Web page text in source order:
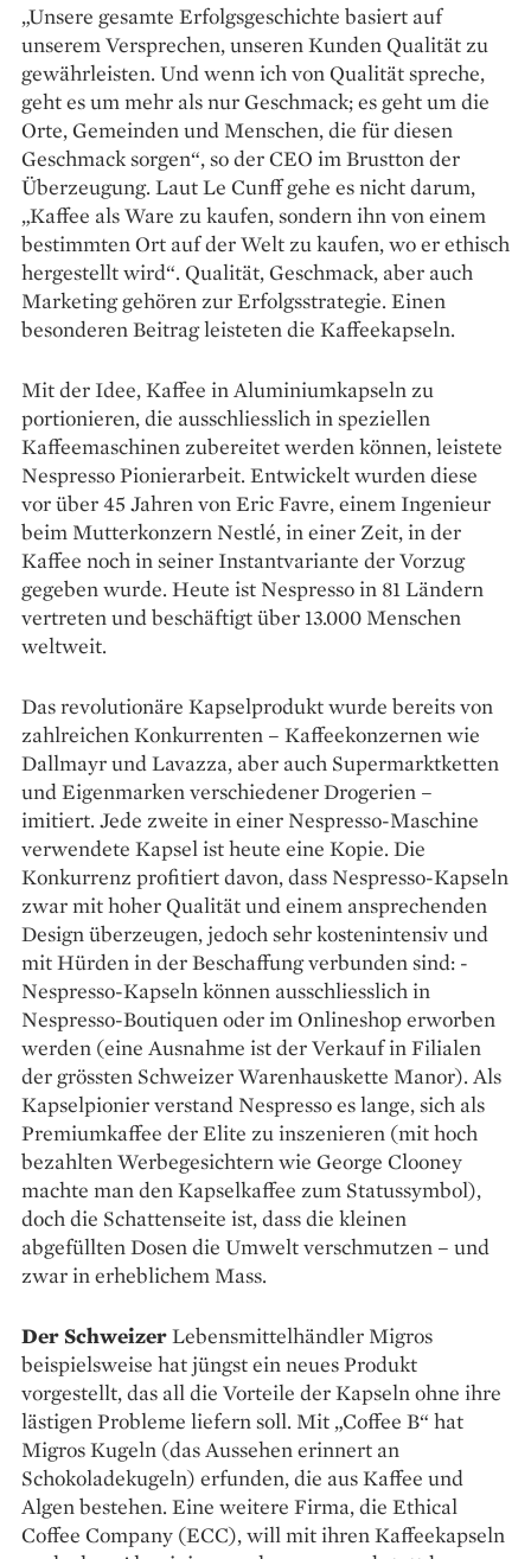
„Unsere gesamte Erfolgs­geschichte basiert auf
unserem Versprechen, unseren Kunden Qualität zu
gewährleisten. Und wenn ich von Qualität spreche,
geht es um mehr als nur Geschmack; es geht um die
Orte, Gemeinden und Menschen, die für diesen
Geschmack sorgen“, so der CEO im Brustton der
Überzeugung. Laut Le Cunff gehe es nicht darum,
„Kaffee als Ware zu kaufen, sondern ihn von einem
bestimmten Ort auf der Welt zu kaufen, wo er ethisch
hergestellt wird“. Qualität, Geschmack, aber auch
Marketing gehören zur Erfolgsstrategie. Einen
besonderen Beitrag leisteten die Kaffeekapseln.
Mit der Idee, Kaffee in Alu­miniumkapseln zu
portionieren, die ausschliesslich in speziellen
Kaffeemaschinen zubereitet werden können, leistete
Nes­presso Pionierarbeit. Entwickelt wurden diese
vor über 45 Jahren von Eric Favre, einem Ingenieur
beim Mutter­konzern Nestlé, in einer Zeit, in der
Kaffee noch in seiner Instantvariante der Vorzug
gegeben wurde. Heute ist Nespresso in 81 Ländern
vertreten und beschäftigt über 13.000 Menschen
weltweit.
Das revolutionäre Kapsel­produkt wurde bereits von
zahl­reichen Konkurrenten – Kaffee­konzernen wie
Dallmayr und Lavazza, aber auch Supermarkt­ketten
und Eigenmarken verschiedener Drogerien –
imitiert. Jede zweite in einer Nespresso-Maschine
verwendete Kapsel ist heute eine Kopie. Die
Konkurrenz profitiert davon, dass Nespresso-Kapseln
zwar mit hoher Qualität und einem ansprechenden
Design überzeugen, jedoch sehr kostenintensiv und
mit Hürden in der Beschaffung verbunden sind: ­
Nespresso-Kapseln können ausschliesslich in
Nespresso-Boutiquen oder im Onlineshop erworben
werden (eine Ausnahme ist der Verkauf in Filialen
der grössten Schweizer Warenhauskette Manor). Als
Kapselpionier verstand Nespresso es lange, sich als
Premiumkaffee der Elite zu inszenieren (mit hoch
bezahlten Werbegesichtern wie George Clooney
machte man den Kapselkaffee zum Statussymbol),
doch die Schattenseite ist, dass die kleinen
abgefüllten Dosen die Umwelt verschmutzen – und
zwar in erheblichem Mass.
Der SchweizerLebensmittelhändler Migros
beispielsweise hat jüngst ein neues Produkt
vorgestellt, das all die Vorteile der Kapseln ohne ihre
lästigen Probleme liefern soll. Mit „Coffee B“ hat
Migros Kugeln (das Aussehen erinnert an
Schokoladekugeln) erfunden, die aus Kaffee und
Algen bestehen. Eine weitere Firma, die Ethical
Coffee Company (ECC), will mit ihren Kaffeekapseln